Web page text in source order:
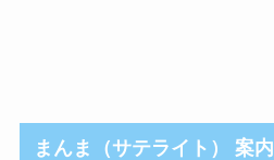
まんま（サテライト） 案内